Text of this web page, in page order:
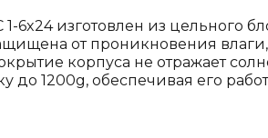
6x24 изготовлен из цельного
от проникновения
корпуса не отражает
до 1200g, обеспечивая его